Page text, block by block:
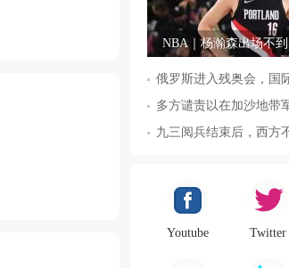
NBA｜杨瀚森出场不
Youtube Twitter